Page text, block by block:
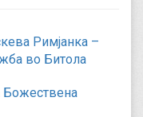
Римјанка –
во Битола
Божествена